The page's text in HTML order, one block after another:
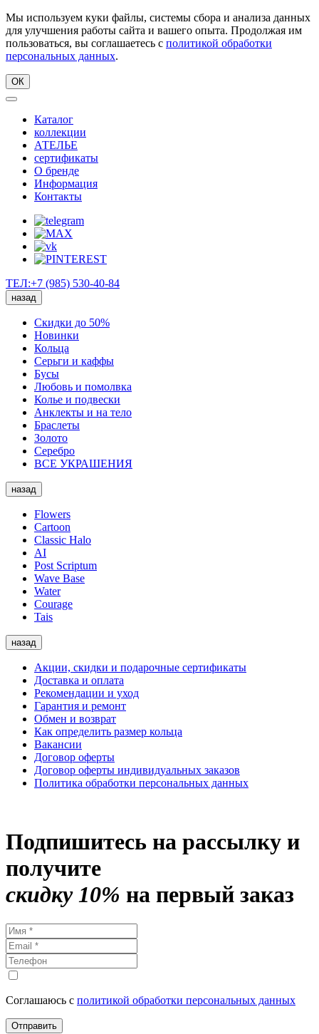
Мы используем куки файлы, системы сбора и анализа данных
для улучшения работы сайта и вашего опыта. Продолжая им
пользоваться, вы соглашаетесь с политикой обработки
персональных данных.
ОК
Каталог
коллекции
АТЕЛЬЕ
сертификаты
О бренде
Информация
Контакты
ТЕЛ:+7 (985) 530-40-84
назад
Скидки до 50%
Новинки
Кольца
Серьги и каффы
Бусы
Любовь и помолвка
Колье и подвески
Анклекты и на тело
Браслеты
Золото
Серебро
ВСЕ УКРАШЕНИЯ
назад
Flowers
Cartoon
Classic Halo
AI
Post Scriptum
Wave Base
Water
Courage
Tais
назад
Акции, скидки и подарочные сертификаты
Доставка и оплата
Рекомендации и уход
Гарантия и ремонт
Обмен и возврат
Как определить размер кольца
Вакансии
Договор оферты
Договор оферты индивидуальных заказов
Политика обработки персональных данных
Подпишитесь на рассылку и
получите
скидку 10% на первый заказ
Соглашаюсь с политикой обработки персональных данных